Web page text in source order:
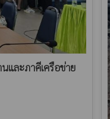
และภาคีเครือข่าย